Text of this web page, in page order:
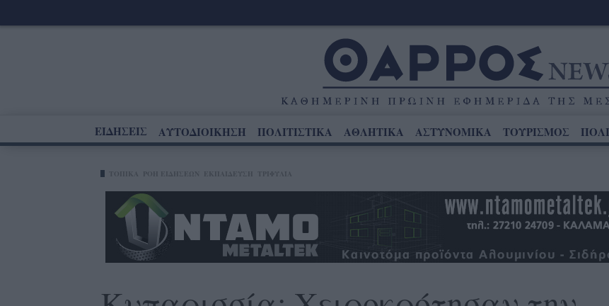
ΕΙΔΗΣΕΙΣ ΑΥΤΟΔΙΟΙΚΗΣΗ ΠΟΛΙΤΙΣΤΙΚΑ ΑΘΛΗΤΙΚΑ ΑΣΤΥΝΟΜΙΚΑ ΤΟΥΡΙΣΜΟΣ